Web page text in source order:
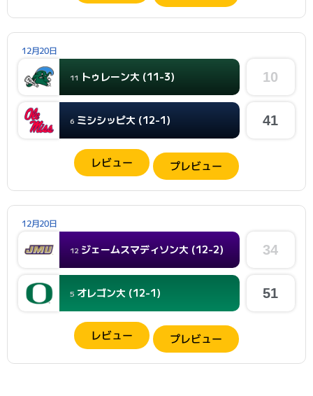
12月20日
11 トゥレーン大 (11-3) 10
6 ミシシッピ大 (12-1) 41
レビュー プレビュー
12月20日
12 ジェームスマディソン大 (12-2) 34
5 オレゴン大 (12-1) 51
レビュー プレビュー